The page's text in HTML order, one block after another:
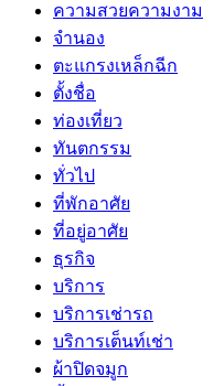
ความสวยความงาม
จำนอง
ตะแกรงเหล็กฉีก
ตั้งชื่อ
ท่องเที่ยว
ทันตกรรม
ทั่วไป
ที่พักอาศัย
ที่อยู่อาศัย
ธุรกิจ
บริการ
บริการเช่ารถ
บริการเต็นท์เช่า
ผ้าปิดจมูก